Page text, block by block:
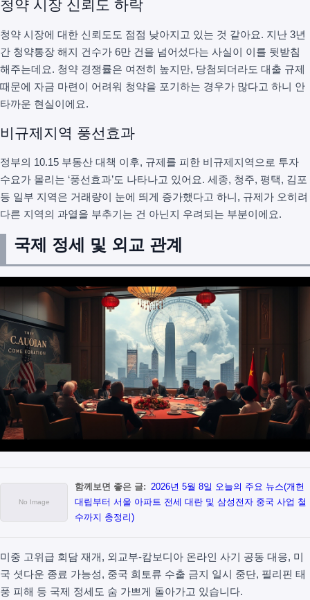
청약 시장 신뢰도 하락
청약 시장에 대한 신뢰도도 점점 낮아지고 있는 것 같아요. 지난 3년
간 청약통장 해지 건수가 6만 건을 넘어섰다는 사실이 이를 뒷받침
해주는데요. 청약 경쟁률은 여전히 높지만, 당첨되더라도 대출 규제
때문에 자금 마련이 어려워 청약을 포기하는 경우가 많다고 하니 안
타까운 현실이에요.
비규제지역 풍선효과
정부의 10.15 부동산 대책 이후, 규제를 피한 비규제지역으로 투자
수요가 몰리는 ‘풍선효과’도 나타나고 있어요. 세종, 청주, 평택, 김포
등 일부 지역은 거래량이 눈에 띄게 증가했다고 하니, 규제가 오히려
다른 지역의 과열을 부추기는 건 아닌지 우려되는 부분이에요.
국제 정세 및 외교 관계
함께보면 좋은 글: 2026년 5월 8일 오늘의 주요 뉴스(개헌
대립부터 서울 아파트 전세 대란 및 삼성전자 중국 사업 철
수까지 총정리)
미중 고위급 회담 재개, 외교부-캄보디아 온라인 사기 공동 대응, 미
국 셧다운 종료 가능성, 중국 희토류 수출 금지 일시 중단, 필리핀 태
풍 피해 등 국제 정세도 숨 가쁘게 돌아가고 있습니다.